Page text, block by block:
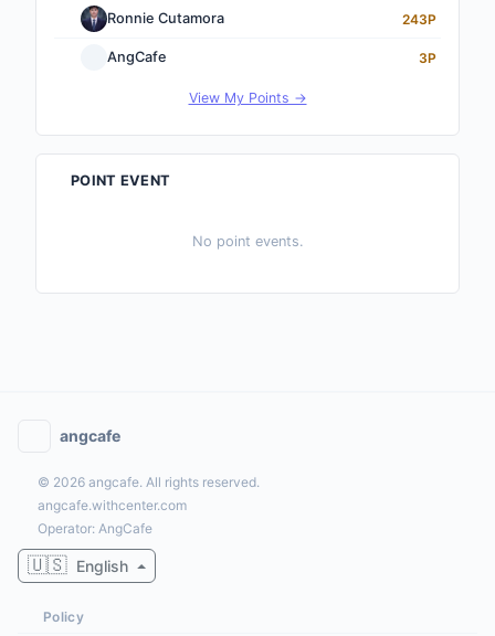
Ronnie Cutamora 243P
AngCafe 3P
View My Points →
POINT EVENT
No point events.
angcafe
© 2026 angcafe. All rights reserved.
angcafe.withcenter.com
Operator: AngCafe
🇺🇸 English
Policy